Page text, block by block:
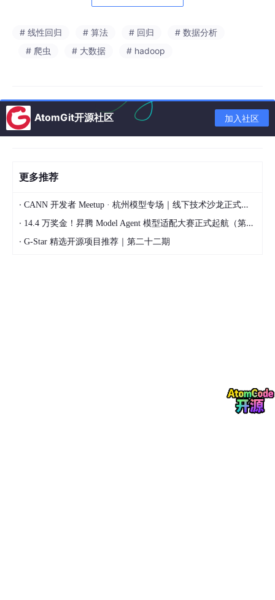
管理系统来实现。管理员在页面上进行添加、删除和修改图书信息
的操作，都记录在数据库中，以便后续的数据分析和查询。为了获
取最新的图书数据，使用了Python编写的爬虫程序来抓取当当网
件系统中。
由于原始数据存在一些质量问题，重复项、错误值或不完整的字段
等，因此需要进行数据清洗工作，过程涉及到去除重复记录、纠正
错误值以及填充缺失字段等多个环节。通过编写相应的脚本、使用
Hadoop MapReduc
e编程模型来完成这些任务，可以有效地
提高数据的准确性和完整性。
# 线性回归 # 算法 # 回归
# 数据分析
# 爬虫
# 大数据 # hadoop
AtomGit开源社区 加入社区
更多推荐
· CANN 开发者 Meetup · 杭州模型专场｜线下技术沙龙正式开启报名！
· 14.4 万奖金！昇腾 Model Agent 模型适配大赛正式起航（第二季）
· G-Star 精选开源项目推荐｜第二十二期